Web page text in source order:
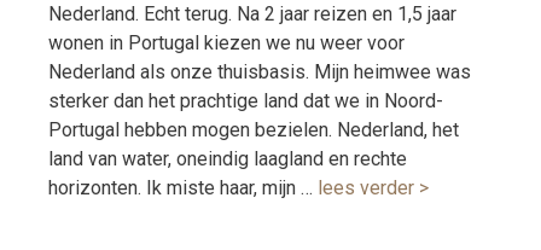
Nederland. Echt terug. Na 2 jaar reizen en 1,5 jaar
wonen in Portugal kiezen we nu weer voor
Nederland als onze thuisbasis. Mijn heimwee was
sterker dan het prachtige land dat we in Noord-
Portugal hebben mogen bezielen. Nederland, het
land van water, oneindig laagland en rechte
horizonten. Ik miste haar, mijn … lees verder >